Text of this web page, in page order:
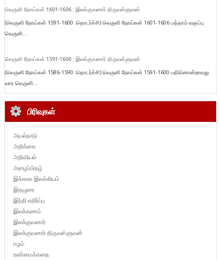
வெருளி நோய்கள் 1601-1606 : இலக்குவனார் திருவள்ளுவன்
(வெருளி நோய்கள் 1591-1600 :தொடர்ச்சி) வெருளி நோய்கள் 1601-1606 பத்தாம் வகுப்பு
வெருளி...
வெருளி நோய்கள் 1591-1600 : இலக்குவனார் திருவள்ளுவன்
(வெருளி நோய்கள் 1586-1590 :தொடர்ச்சி) வெருளி நோய்கள் 1591-1600 பதினொன்றாவது
வார வெருளி...
பிரிவுகள்
அயல்நாடு
அறிக்கை
அறிவியல்
அழைப்பிதழ்
இக்கால இலக்கியம்
இதழுரை
இந்தி எதிர்ப்பு
இலக்கணம்
இலக்குவனார்
இலக்குவனார் திருவள்ளுவன்
ஈழம்
உண்மைக்கதை